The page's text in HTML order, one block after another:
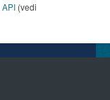
API (vedi